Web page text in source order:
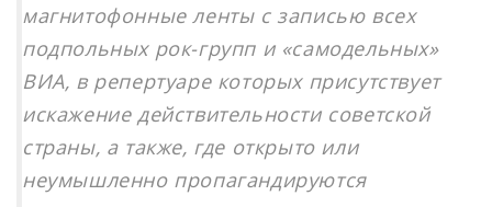
магнитофонные ленты с записью всех
подпольных рок-групп и «самодельных»
ВИА, в репертуаре которых присутствует
искажение действительности советской
страны, а также, где открыто или
неумышленно пропагандируются